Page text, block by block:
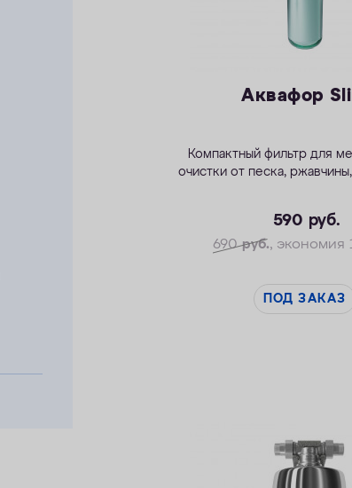
Аквафор
Компактный фильтр для
очистки от песка,
590 руб.
690руб., экономия
ПОД ЗАКАЗ